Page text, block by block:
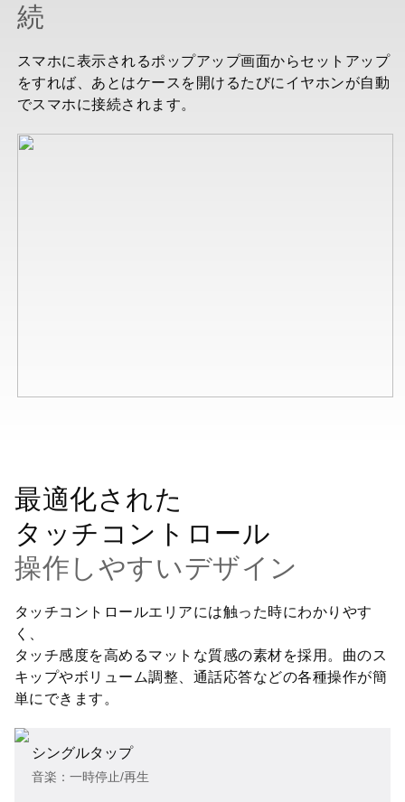
続
スマホに表示されるポップアップ画面からセットアップ
をすれば、あとはケースを開けるたびにイヤホンが自動
でスマホに接続されます。
最適化された
タッチコントロール
操作しやすいデザイン
タッチコントロールエリアには触った時にわかりやす
く、
タッチ感度を高めるマットな質感の素材を採用。曲のス
キップやボリューム調整、通話応答などの各種操作が簡
単にできます。
シングルタップ
音楽：一時停止/再生